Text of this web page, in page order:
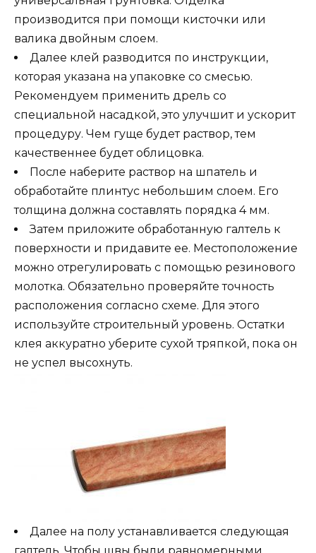
производится при помощи кисточки или
валика двойным слоем.
Далее клей разводится по инструкции,
которая указана на упаковке со смесью.
Рекомендуем применить дрель со
специальной насадкой, это улучшит и ускорит
процедуру. Чем гуще будет раствор, тем
качественнее будет облицовка.
После наберите раствор на шпатель и
обработайте плинтус небольшим слоем. Его
толщина должна составлять порядка 4 мм.
Затем приложите обработанную галтель к
поверхности и придавите ее. Местоположение
можно отрегулировать с помощью резинового
молотка. Обязательно проверяйте точность
расположения согласно схеме. Для этого
используйте строительный уровень. Остатки
клея аккуратно уберите сухой тряпкой, пока он
не успел высохнуть.
Далее на полу устанавливается следующая